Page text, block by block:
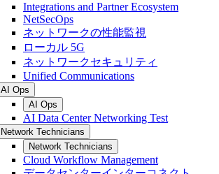
Integrations and Partner Ecosystem
NetSecOps
ネットワークの性能監視
ローカル 5G
ネットワークセキュリティ
Unified Communications
AI Ops
AI Ops
AI Data Center Networking Test
Network Technicians
Network Technicians
Cloud Workflow Management